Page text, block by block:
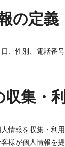
の定義
、性別、電話番
集・
情報を収集・利
様が個人情報を